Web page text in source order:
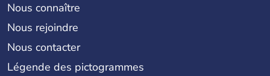
Nous connaître
Nous rejoindre
Nous contacter
Légende des pictogrammes